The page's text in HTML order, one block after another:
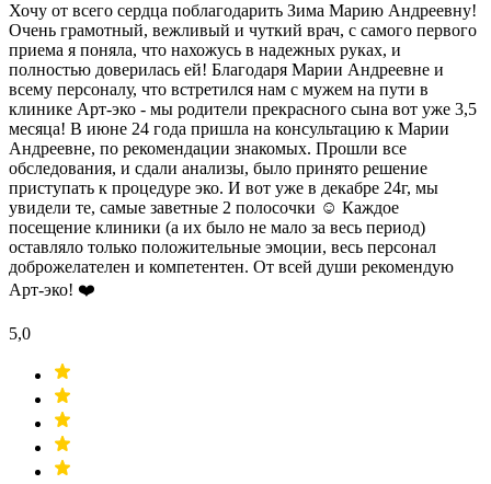
Хочу от всего сердца поблагодарить Зима Марию Андреевну!
Очень грамотный, вежливый и чуткий врач, с самого первого
приема я поняла, что нахожусь в надежных руках, и
полностью доверилась ей! Благодаря Марии Андреевне и
всему персоналу, что встретился нам с мужем на пути в
клинике Арт-эко - мы родители прекрасного сына вот уже 3,5
месяца! В июне 24 года пришла на консультацию к Марии
Андреевне, по рекомендации знакомых. Прошли все
обследования, и сдали анализы, было принято решение
приступать к процедуре эко. И вот уже в декабре 24г, мы
увидели те, самые заветные 2 полосочки ☺️ Каждое
посещение клиники (а их было не мало за весь период)
оставляло только положительные эмоции, весь персонал
доброжелателен и компетентен. От всей души рекомендую
Арт-эко! ❤️
5,0